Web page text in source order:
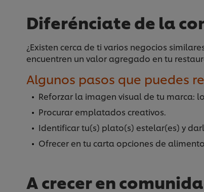
Diferénciate de la
¿Existen cerca de ti varios negocios
encuentren un valor agregado en tu
Algunos pasos que puedes
Reforzar la imagen visual de tu marca:
Procurar emplatados creativos.
Identificar tu(s) plato(s) estelar(es) y
Ofrecer en tu carta opciones de
A crecer en